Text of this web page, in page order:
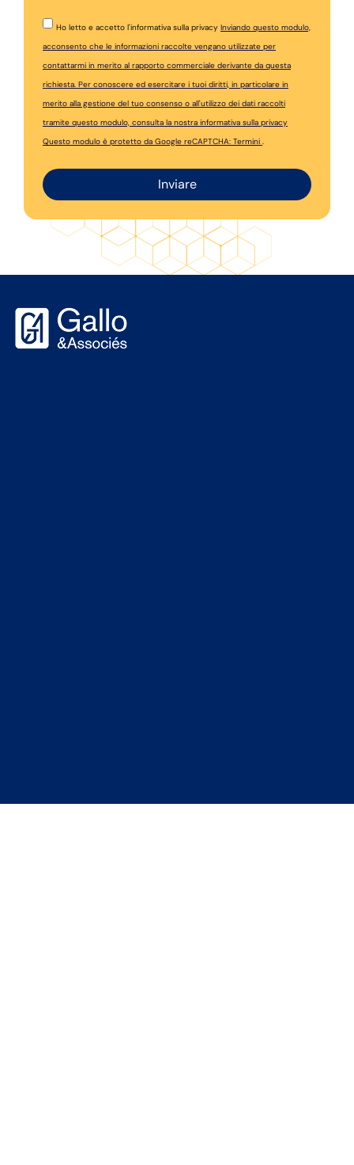
Ho letto e accetto l'informativa sulla privacy Inviando questo modulo,
acconsento che le informazioni raccolte vengano utilizzate per
contattarmi in merito al rapporto commerciale derivante da questa
richiesta. Per conoscere ed esercitare i tuoi diritti, in particolare in
merito alla gestione del tuo consenso o all'utilizzo dei dati raccolti
tramite questo modulo, consulta la nostra informativa sulla privacy
Questo modulo è protetto da Google reCAPTCHA: Termini .
Inviare